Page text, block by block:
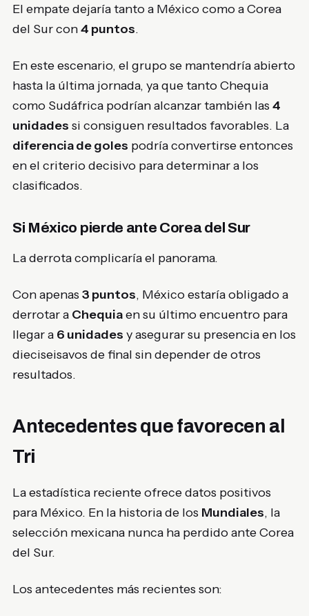
El empate dejaría tanto a México como a Corea
del Sur con4 puntos.
En este escenario, el grupo se mantendría abierto
hasta la última jornada, ya que tanto Chequia
como Sudáfrica podrían alcanzar también las 4
unidades si consiguen resultados favorables. La
diferencia de goles podría convertirse entonces
en el criterio decisivo para determinar a los
clasificados.
Si México pierde ante Corea del Sur
La derrota complicaría el panorama.
Con apenas 3 puntos, México estaría obligado a
derrotar a Chequiaen su último encuentro para
llegar a 6 unidades y asegurar su presencia en los
dieciseisavos de final sin depender de otros
resultados.
Antecedentes que favorecen al
Tri
La estadística reciente ofrece datos positivos
para México. En la historia de los Mundiales, la
selección mexicana nunca ha perdido ante Corea
del Sur.
Los antecedentes más recientes son: